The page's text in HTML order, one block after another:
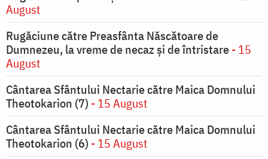
August
Rugăciune către Preasfânta Născătoare de
Dumnezeu, la vreme de necaz şi de întristare- 15
August
Cântarea Sfântului Nectarie către Maica Domnului
Theotokarion (7) - 15 August
Cântarea Sfântului Nectarie către Maica Domnului
Theotokarion (6) - 15 August